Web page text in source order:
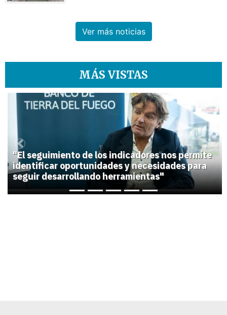
Ver más noticias
MÁS VISTAS
1
"El seguimiento de los indicadores nos permite
identificar oportunidades y necesidades para
seguir desarrollando herramientas"
Previous Next